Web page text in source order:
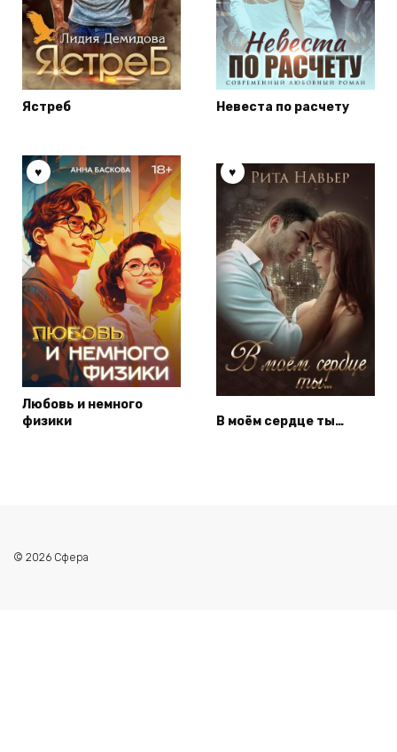
Ястреб Невеста по расчету
Любовь и немного
физики
В моём сердце ты…
© 2026 Сфера